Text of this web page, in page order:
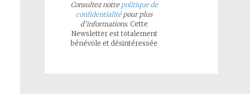
Consultez notrepolitique de
confidentialitépour plus
d’informations. Cette
Newsletter est totalement
bénévole et désintéressée